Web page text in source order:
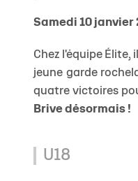
Samedi 10 janvier
Chez l'équipe Élite,
jeune garde
quatre victoires
Brive désormais !
U18